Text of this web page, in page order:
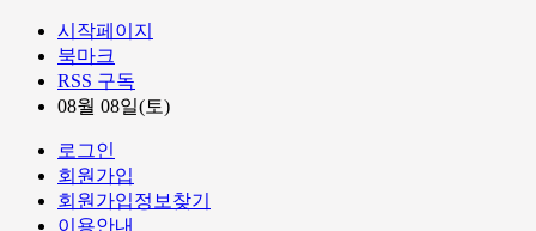
시작페이지
북마크
RSS 구독
08월 08일(토)
로그인
회원가입
회원가입정보찾기
이용안내